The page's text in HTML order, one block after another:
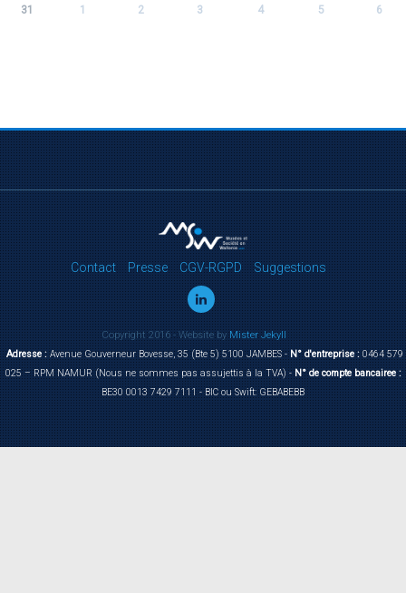
31 1 2 3 4 5 6
Contact Presse CGV-RGPD Suggestions
Copyright 2016 - Website byMister Jekyll
Adresse :Avenue Gouverneur Bovesse, 35 (Bte 5) 5100 JAMBES -N° d'entreprise :0464 579
025 – RPM NAMUR (Nous ne sommes pas assujettis à la TVA) -N° de compte bancairee :
BE30 0013 7429 7111 - BIC ou Swift: GEBABEBB